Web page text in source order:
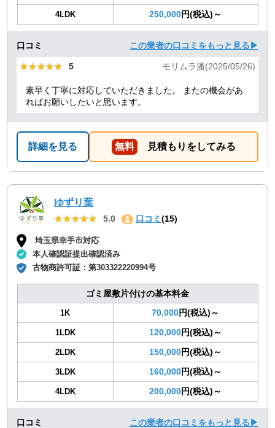
4LDK 250,000円(税込)～
口コミ この業者の口コミをもっと見る▶
★★★★★
★★★★★ 5 モリムラ潘(2025/05/26)
素早く丁寧に対応していただきました。 またの機会があ
ればお願いしたいと思います。
詳細を見る 無料 見積もりをしてみる
ゆずり葉
★★★★★
★★★★★ 5.0 口コミ (15)
埼玉県幸手市対応
本人確認証提出確認済み
古物商許可証：第303322220994号
ゴミ屋敷片付けの基本料金
1K 70,000円(税込)～
1LDK 120,000円(税込)～
2LDK 150,000円(税込)～
3LDK 160,000円(税込)～
4LDK 200,000円(税込)～
口コミ この業者の口コミをもっと見る▶